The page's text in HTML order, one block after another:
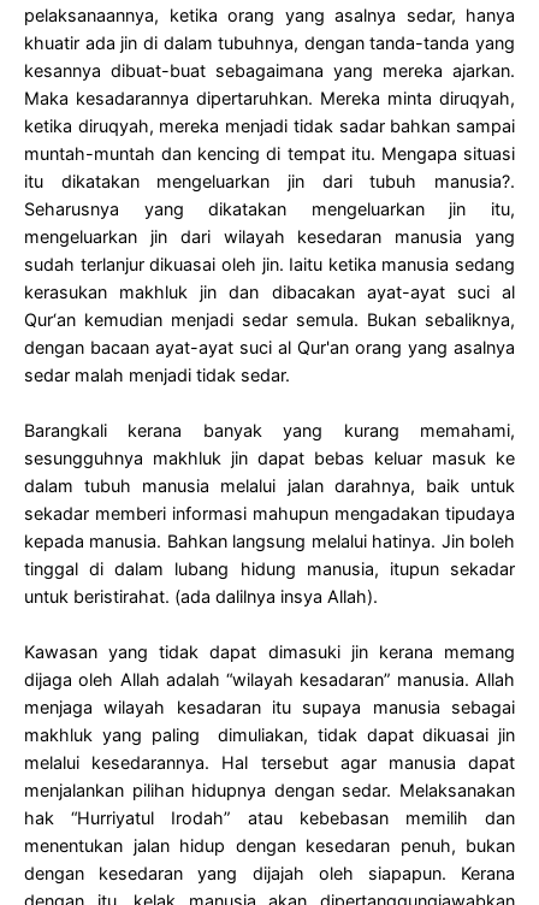
pelaksanaannya, ketika orang yang asalnya sedar, hanya
khuatir ada jin di dalam tubuhnya, dengan tanda-tanda yang
kesannya dibuat-buat sebagaimana yang mereka ajarkan.
Maka kesadarannya dipertaruhkan. Mereka minta diruqyah,
ketika diruqyah, mereka menjadi tidak sadar bahkan sampai
muntah-muntah dan kencing di tempat itu. Mengapa situasi
itu dikatakan mengeluarkan jin dari tubuh manusia?.
Seharusnya yang dikatakan mengeluarkan jin itu,
mengeluarkan jin dari wilayah kesedaran manusia yang
sudah terlanjur dikuasai oleh jin. Iaitu ketika manusia sedang
kerasukan makhluk jin dan dibacakan ayat-ayat suci al
Qur‘an kemudian menjadi sedar semula. Bukan sebaliknya,
dengan bacaan ayat-ayat suci al Qur'an orang yang asalnya
sedar malah menjadi tidak sedar.
Barangkali kerana banyak yang kurang memahami,
sesungguhnya makhluk jin dapat bebas keluar masuk ke
dalam tubuh manusia melalui jalan darahnya, baik untuk
sekadar memberi informasi mahupun mengadakan tipudaya
kepada manusia. Bahkan langsung melalui hatinya. Jin boleh
tinggal di dalam lubang hidung manusia, itupun sekadar
untuk beristirahat. (ada dalilnya insya Allah).
Kawasan yang tidak dapat dimasuki jin kerana memang
dijaga oleh Allah adalah “wilayah kesadaran” manusia. Allah
menjaga wilayah kesadaran itu supaya manusia sebagai
makhluk yang paling dimuliakan, tidak dapat dikuasai jin
melalui kesedarannya. Hal tersebut agar manusia dapat
menjalankan pilihan hidupnya dengan sedar. Melaksanakan
hak “Hurriyatul Irodah” atau kebebasan memilih dan
menentukan jalan hidup dengan kesedaran penuh, bukan
dengan kesedaran yang dijajah oleh siapapun. Kerana